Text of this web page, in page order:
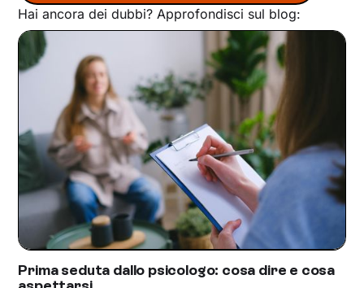
Hai ancora dei dubbi? Approfondisci sul blog:
Prima seduta dallo psicologo: cosa dire e cosa